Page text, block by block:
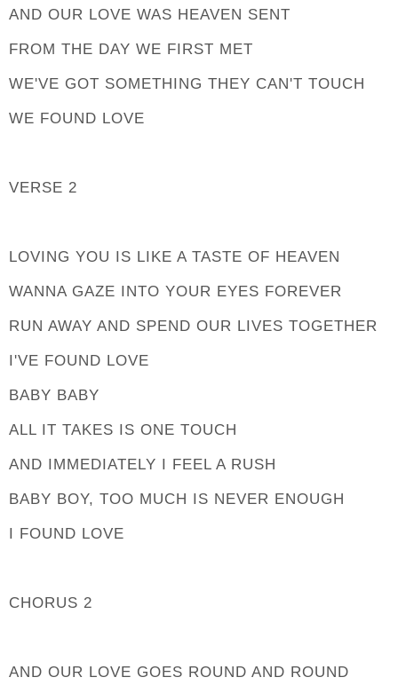
AND OUR LOVE WAS HEAVEN SENT
FROM THE DAY WE FIRST MET
WE'VE GOT SOMETHING THEY CAN'T TOUCH
WE FOUND LOVE
VERSE 2
LOVING YOU IS LIKE A TASTE OF HEAVEN
WANNA GAZE INTO YOUR EYES FOREVER
RUN AWAY AND SPEND OUR LIVES TOGETHER
I'VE FOUND LOVE
BABY BABY
ALL IT TAKES IS ONE TOUCH
AND IMMEDIATELY I FEEL A RUSH
BABY BOY, TOO MUCH IS NEVER ENOUGH
I FOUND LOVE
CHORUS 2
AND OUR LOVE GOES ROUND AND ROUND